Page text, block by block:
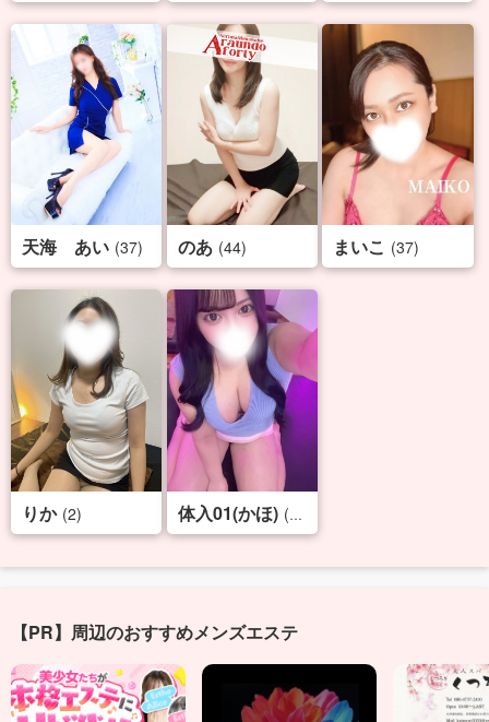
天海 あい (37) のあ (44) まいこ (37)
りか (2) 体入01(かほ) (19)
【PR】周辺のおすすめメンズエステ